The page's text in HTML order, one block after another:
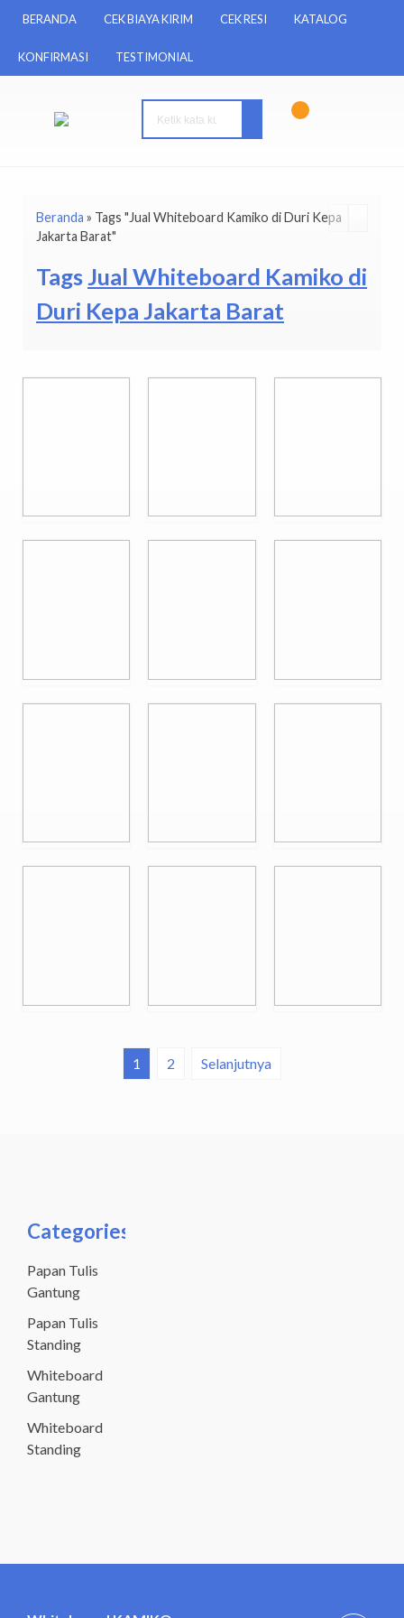
BERANDA CEK BIAYA KIRIM CEK RESI KATALOG
KONFIRMASI TESTIMONIAL
Beranda » Tags "Jual Whiteboard Kamiko di Duri Kepa
Jakarta Barat"
TagsJual Whiteboard Kamiko di
Duri Kepa Jakarta Barat
1 2 Selanjutnya
Categories
Papan Tulis
Gantung
Papan Tulis
Standing
Whiteboard
Gantung
Whiteboard
Standing